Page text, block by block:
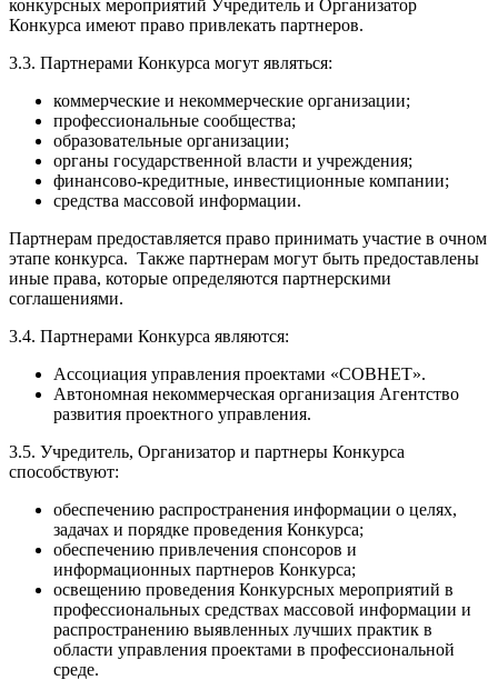
конкурсных мероприятий Учредитель и Организатор
Конкурса имеют право привлекать партнеров.
3.3. Партнерами Конкурса могут являться:
коммерческие и некоммерческие организации;
профессиональные сообщества;
образовательные организации;
органы государственной власти и учреждения;
финансово-кредитные, инвестиционные компании;
средства массовой информации.
Партнерам предоставляется право принимать участие в очном
этапе конкурса. Также партнерам могут быть предоставлены
иные права, которые определяются партнерскими
соглашениями.
3.4. Партнерами Конкурса являются:
Ассоциация управления проектами «СОВНЕТ».
Автономная некоммерческая организация Агентство
развития проектного управления.
3.5. Учредитель, Организатор и партнеры Конкурса
способствуют:
обеспечению распространения информации о целях,
задачах и порядке проведения Конкурса;
обеспечению привлечения спонсоров и
информационных партнеров Конкурса;
освещению проведения Конкурсных мероприятий в
профессиональных средствах массовой информации и
распространению выявленных лучших практик в
области управления проектами в профессиональной
среде.